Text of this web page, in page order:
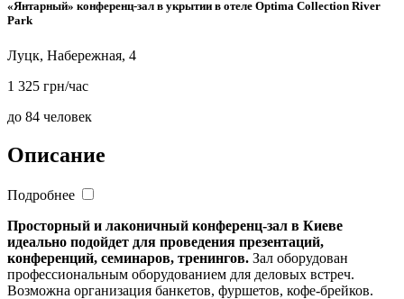
«Янтарный» конференц-зал в укрытии в отеле Optima Collection River
Park
Луцк, Набережная, 4
1 325 грн/час
до 84 человек
Описание
Подробнее
Просторный и лаконичный конференц-зал в Киеве
идеально подойдет для проведения презентаций,
конференций, семинаров, тренингов. Зал оборудован
профессиональным оборудованием для деловых встреч.
Возможна организация банкетов, фуршетов, кофе-брейков.